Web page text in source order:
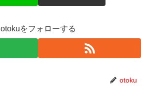
otokuをフォローする
otoku